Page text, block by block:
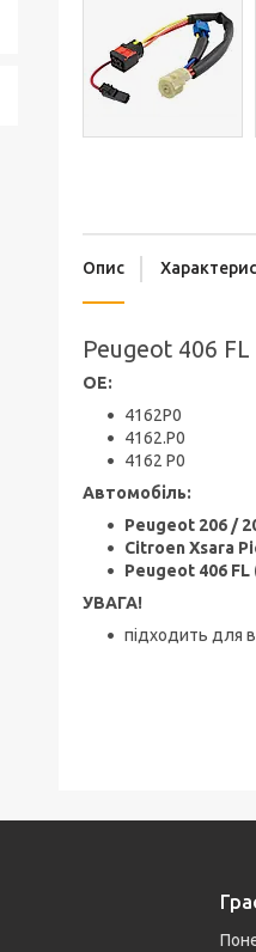
Опис
Peugeot 406
OE:
4162P0
4162.P0
4162 P0
Автомобіль:
Peugeot 206 /
Citroen Xsara
Peugeot 406 FL
УВАГА!
підходить для